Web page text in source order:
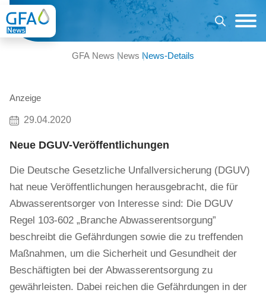
GFA News News News-Details
Anzeige
29.04.2020
Neue DGUV-Veröffentlichungen
Die Deutsche Gesetzliche Unfallversicherung (DGUV)
hat neue Veröffentlichungen herausgebracht, die für
Abwasserentsorger von Interesse sind: Die DGUV
Regel 103-602 „Branche Abwasserentsorgung”
beschreibt die Gefährdungen sowie die zu treffenden
Maßnahmen, um die Sicherheit und Gesundheit der
Beschäftigten bei der Abwasserentsorgung zu
gewährleisten. Dabei reichen die Gefährdungen in der